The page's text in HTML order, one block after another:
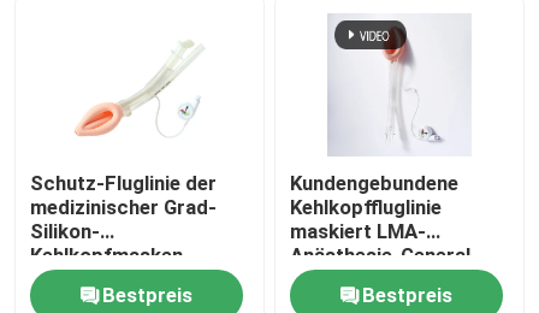
Produkte
VR Show
Schutz-Fluglinie der
medizinischer Grad-
Silikon-
Kehlkopfmasken-
Fluglinien-LMA
Bestpreis
Kundengebundene
Kehlkopffluglinie
maskiert LMA-
Anästhesie-General
Bestpreis